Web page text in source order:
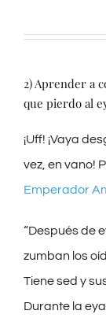
­2) Aprender a
que pierdo al
¡Uff! ¡Vaya
vez, en vano!
Emperador
“Después de
zumban los
Tiene sed y
Durante la